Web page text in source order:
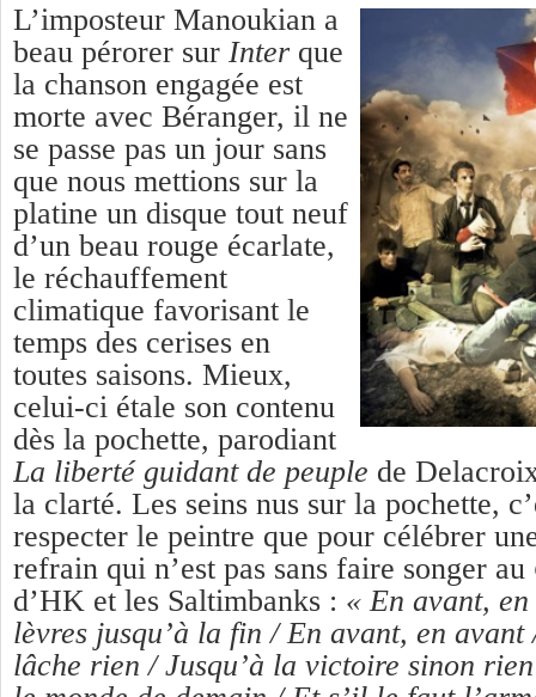
L’imposteur Manoukian a
beau pérorer sur Inter que
la chanson engagée est
morte avec Béranger, il ne
se passe pas un jour sans
que nous mettions sur la
platine un disque tout neuf
d’un beau rouge écarlate,
le réchauffement
climatique favorisant le
temps des cerises en
toutes saisons. Mieux,
celui-ci étale son contenu
dès la pochette, parodiant
La liberté guidant de peuple de
la clarté. Les seins nus sur la pochette,
respecter le peintre que pour célébrer
refrain qui n’est pas sans faire songer au
d’HK et les Saltimbanks : « En avant,
lèvres jusqu’à la fin / En avant, en avant
lâche rien / Jusqu’à la victoire sinon